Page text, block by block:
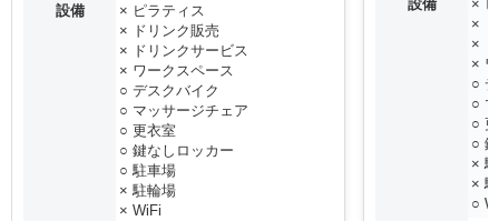
設備
× ピラティス
× ドリンク販売
× ドリンクサービス
× ワークスペース
○ デスクバイク
○ マッサージチェア
○ 更衣室
○ 鍵なしロッカー
○ 駐車場
× 駐輪場
× WiFi
設備
×
×
×
×
○
○
○
○
×
×
○